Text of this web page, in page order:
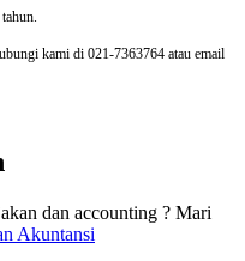
kami di 021-7363764 atau email
dan accounting ? Mari
Akuntansi